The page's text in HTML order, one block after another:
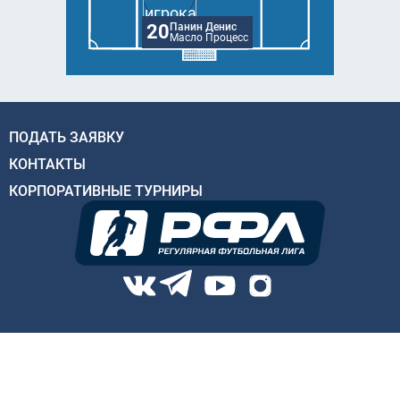
20Панин Денис
Масло Процесс
ПОДАТЬ ЗАЯВКУ
КОНТАКТЫ
КОРПОРАТИВНЫЕ ТУРНИРЫ